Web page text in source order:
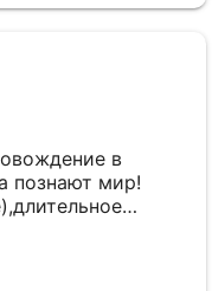
в
познают мир!
без задних